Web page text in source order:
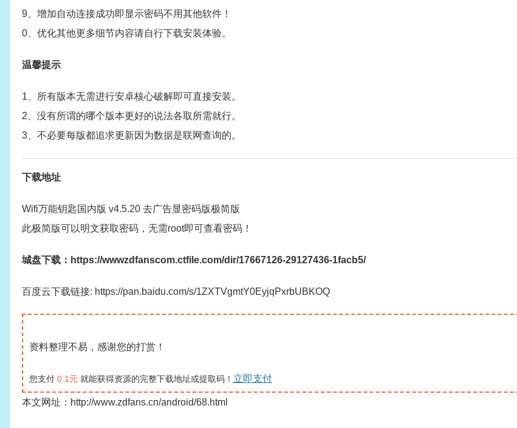
9、增加自动连接成功即显示密码不用其他软件！
0、优化其他更多细节内容请自行下载安装体验。
温馨提示
1、所有版本无需进行安卓核心破解即可直接安装。
2、没有所谓的哪个版本更好的说法各取所需就行。
3、不必要每版都追求更新因为数据是联网查询的。
下载地址
Wifi万能钥匙国内版 v4.5.20 去广告显密码版极简版
此极简版可以明文获取密码，无需root即可查看密码！
城盘下载：https://wwwzdfanscom.ctfile.com/dir/17667126-29127436-1facb5/
百度云下载链接: https://pan.baidu.com/s/1ZXTVgmtY0EyjqPxrbUBKOQ
资料整理不易，感谢您的打赏！
您支付 0.1元 就能获得资源的完整下载地址或提取码！ 立即支付
本文网址：http://www.zdfans.cn/android/68.html